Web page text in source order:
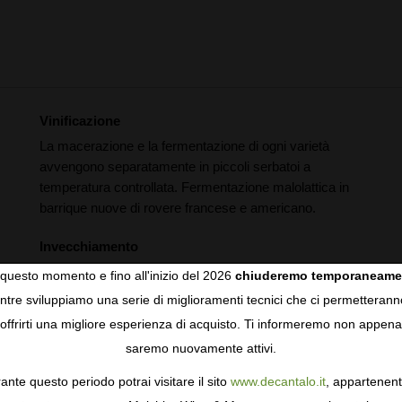
Vinificazione
La macerazione e la fermentazione di ogni varietà
avvengono separatamente in piccoli serbatoi a
temperatura controllata. Fermentazione malolattica in
barrique nuove di rovere francese e americano.
Invecchiamento
Affinamento di 18 mesi in barrique nuove di rovere
francese e americano. Dopo questo periodo, il vino
riposa fino all'imbottigliato.
COOKIES
come i cookie per personalizzare e mejorar la tua
sulla privacy
per saperne di più, o gestisci le tue
Consenso.
momento e fino all'inizio del 2026 chiuderemo
sviluppiamo una serie di miglioramenti tecnici che ci
offrirti una migliore esperienza di acquisto. Ti informeremo non appena
saremo nuovamente attivi.
questo periodo potrai visitare il sito www.decantalo.it,